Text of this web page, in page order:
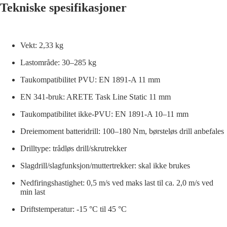
Tekniske spesifikasjoner
Vekt: 2,33 kg
Lastområde: 30–285 kg
Taukompatibilitet PVU: EN 1891-A 11 mm
EN 341-bruk: ARETE Task Line Static 11 mm
Taukompatibilitet ikke-PVU: EN 1891-A 10–11 mm
Dreiemoment batteridrill: 100–180 Nm, børsteløs drill anbefales
Drilltype: trådløs drill/skrutrekker
Slagdrill/slagfunksjon/muttertrekker: skal ikke brukes
Nedfiringshastighet: 0,5 m/s ved maks last til ca. 2,0 m/s ved
min last
Driftstemperatur: -15 °C til 45 °C